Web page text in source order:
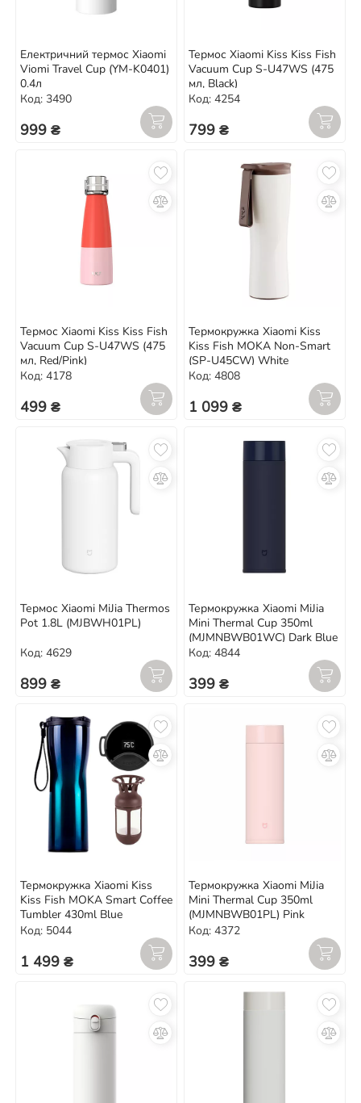
Електричний термос Xiaomi
Viomi Travel Cup (YM-K0401)
0.4л
Код: 3490
999 ₴
Термос Xiaomi Kiss Kiss Fish
Vacuum Cup S-U47WS (475
мл, Black)
Код: 4254
799 ₴
Термос Xiaomi Kiss Kiss Fish
Vacuum Cup S-U47WS (475
мл, Red/Pink)
Код: 4178
499 ₴
Термокружка Xiaomi Kiss
Kiss Fish MOKA Non-Smart
(SP-U45CW) White
Код: 4808
1 099 ₴
Термос Xiaomi MiJia Thermos
Pot 1.8L (MJBWH01PL)
Код: 4629
899 ₴
Термокружка Xiaomi MiJia
Mini Thermal Cup 350ml
(MJMNBWB01WC) Dark Blue
Код: 4844
399 ₴
Термокружка Xiaomi Kiss
Kiss Fish MOKA Smart Coffee
Tumbler 430ml Blue
Код: 5044
1 499 ₴
Термокружка Xiaomi MiJia
Mini Thermal Cup 350ml
(MJMNBWB01PL) Pink
Код: 4372
399 ₴